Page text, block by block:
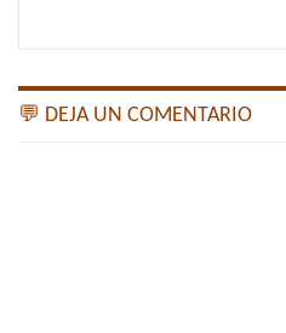
💬 DEJA UN COMENTARIO